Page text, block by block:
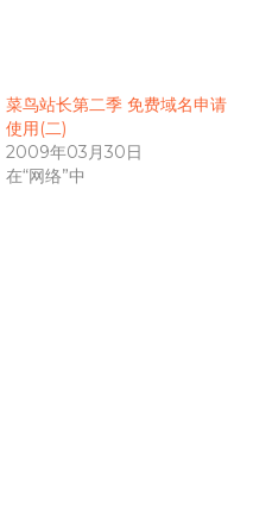
菜鸟站长第二季 免费域名申请
使用(二)
2009年03月30日
在“网络”中